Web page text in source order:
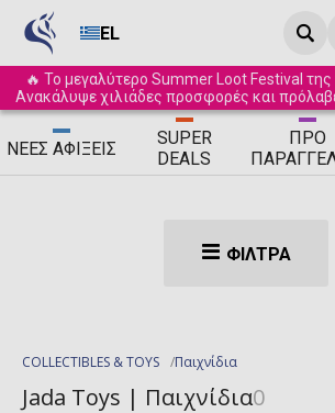
EL
🔥 Το μεγαλύτερο Summer Loot Festival της
Ανακάλυψε χιλιάδες προσφορές και πρόλαβέ
out! ☀️
ΝΈΕΣ ΑΦΊΞΕΙΣ
SUPER
DEALS
ΠΡΟ
ΦΊΛΤΡΑ
COLLECTIBLES & TOYS Παιχνίδια
Jada Toys | Παιχνίδια0